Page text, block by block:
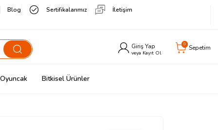
Blog Sertifikalarımız
İletişim
Giriş Yap
veya Kayıt Ol
0 Sepetim
Bitkisel Ürünler